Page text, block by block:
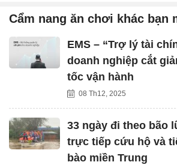
Cẩm nang ăn chơi khác bạn
EMS – “Trợ lý tài
doanh nghiệp cắt
tốc vận hành
08 Th12, 2025
33 ngày đi theo bão
trực tiếp cứu hộ và
bào miền Trung